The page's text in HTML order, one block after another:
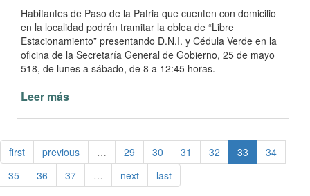
Habitantes de Paso de la Patria que cuenten con domicilio
en la localidad podrán tramitar la oblea de “Libre
Estacionamiento” presentando D.N.I. y Cédula Verde en la
oficina de la Secretaría General de Gobierno, 25 de mayo
518, de lunes a sábado, de 8 a 12:45 horas.
Leer más
en
playas
de
Paso
first previous … 29 30 31 32 33
34
35
36 37 … next last